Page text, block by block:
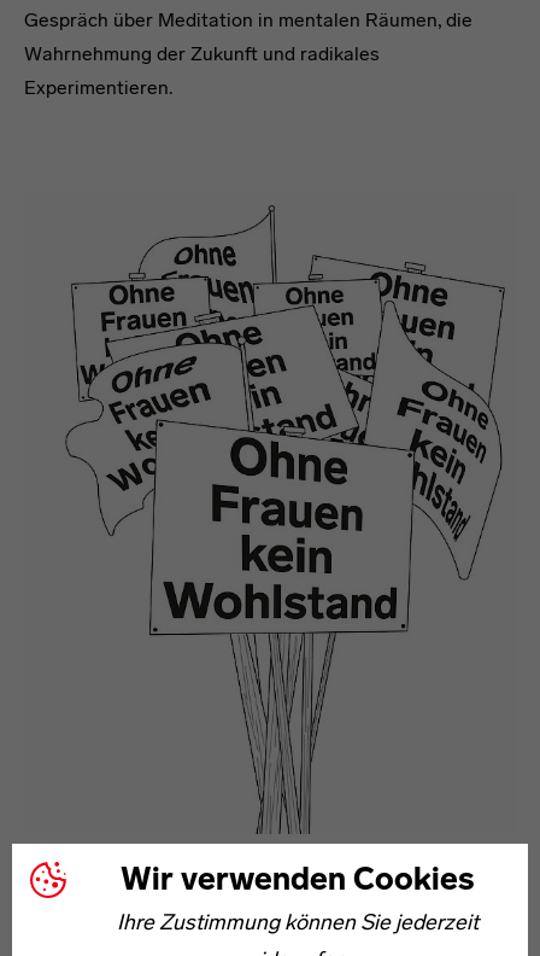
Wir verwenden Cookies
Ihre Zustimmung können Sie jederzeit
Gespräch über Meditation in mentalen Räumen, die
Wahrnehmung der Zukunft und radikales
Experimentieren.
ISABEL ALLENDE ÜBER FRAUEN ALS INNOVATIONSTREIBER
Ohne Frauen kein Wohlstand